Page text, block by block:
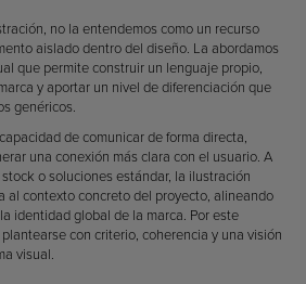
no la entendemos como un recurso
aislado dentro del diseño. La abordamos
que permite construir un lenguaje propio,
y aportar un nivel de diferenciación que
genéricos.
de comunicar de forma directa,
una conexión más clara con el usuario. A
o soluciones estándar, la ilustración
al contexto concreto del proyecto, alineando
identidad global de la marca. Por este
con criterio, coherencia y una visión
visual.